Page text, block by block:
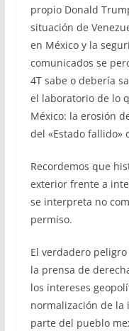
propio Donald
situación de
en México y la
comunicados se
4T sabe o debería
el laboratorio de lo
México: la erosión
del «Estado fallido»
Recordemos que
exterior frente a
se interpreta no
permiso.
El verdadero
la prensa de
los intereses
normalización de la
parte del pueblo